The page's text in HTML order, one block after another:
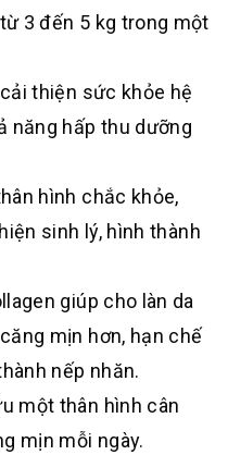
3 đến 5 kg trong một
thiện sức khỏe hệ
năng hấp thu dưỡng
hình chắc khỏe,
sinh lý, hình thành
giúp cho làn da
mịn hơn, hạn chế
nếp nhăn.
một thân hình cân
mịn mỗi ngày.